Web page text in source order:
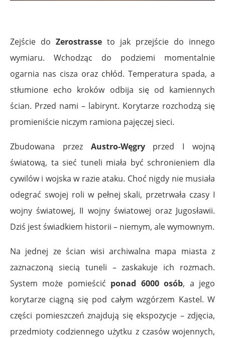
Zejście do Zerostrasse to jak przejście do innego
wymiaru. Wchodząc do podziemi momentalnie
ogarnia nas cisza oraz chłód. Temperatura spada, a
stłumione echo kroków odbija się od kamiennych
ścian. Przed nami – labirynt. Korytarze rozchodzą się
promieniście niczym ramiona pajęczej sieci.
Zbudowana przez Austro-Węgryprzed I wojną
światową, ta sieć tuneli miała być schronieniem dla
cywilów i wojska w razie ataku. Choć nigdy nie musiała
odegrać swojej roli w pełnej skali, przetrwała czasy I
wojny światowej, II wojny światowej oraz Jugosławii.
Dziś jest świadkiem historii – niemym, ale wymownym.
Na jednej ze ścian wisi archiwalna mapa miasta z
zaznaczoną siecią tuneli – zaskakuje ich rozmach.
System może pomieścić ponad 6000 osób, a jego
korytarze ciągną się pod całym wzgórzem Kastel. W
części pomieszczeń znajdują się ekspozycje – zdjęcia,
przedmioty codziennego użytku z czasów wojennych,